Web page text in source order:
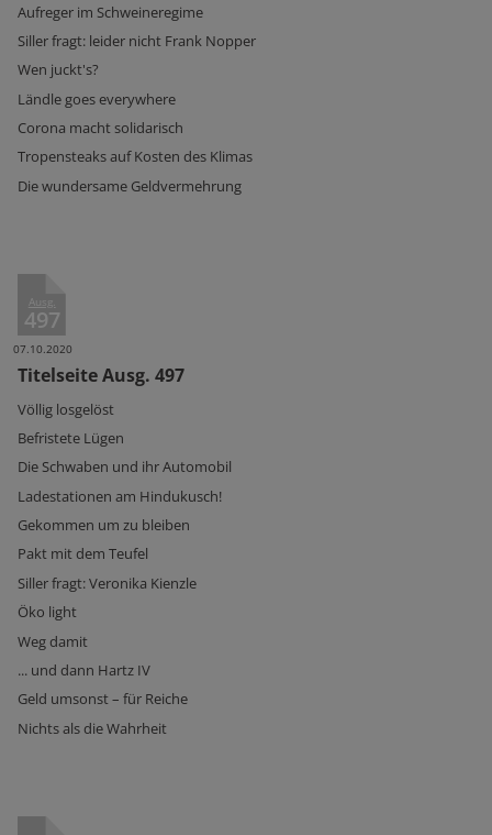
Aufreger im Schweineregime
Siller fragt: leider nicht Frank Nopper
Wen juckt's?
Ländle goes everywhere
Corona macht solidarisch
Tropensteaks auf Kosten des Klimas
Die wundersame Geldvermehrung
Ausg.
497
07.10.2020
Titelseite Ausg. 497
Völlig losgelöst
Befristete Lügen
Die Schwaben und ihr Automobil
Ladestationen am Hindukusch!
Gekommen um zu bleiben
Pakt mit dem Teufel
Siller fragt: Veronika Kienzle
Öko light
Weg damit
... und dann Hartz IV
Geld umsonst – für Reiche
Nichts als die Wahrheit